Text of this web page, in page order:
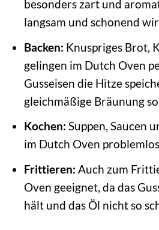
besonders zart und
langsam und schonend
Backen: Knuspriges Brot,
gelingen im Dutch Oven
Gusseisen die Hitze
gleichmäßige Bräunung
Kochen: Suppen, Saucen
im Dutch Oven
Frittieren: Auch zum
Oven geeignet, da das
hält und das Öl nicht so